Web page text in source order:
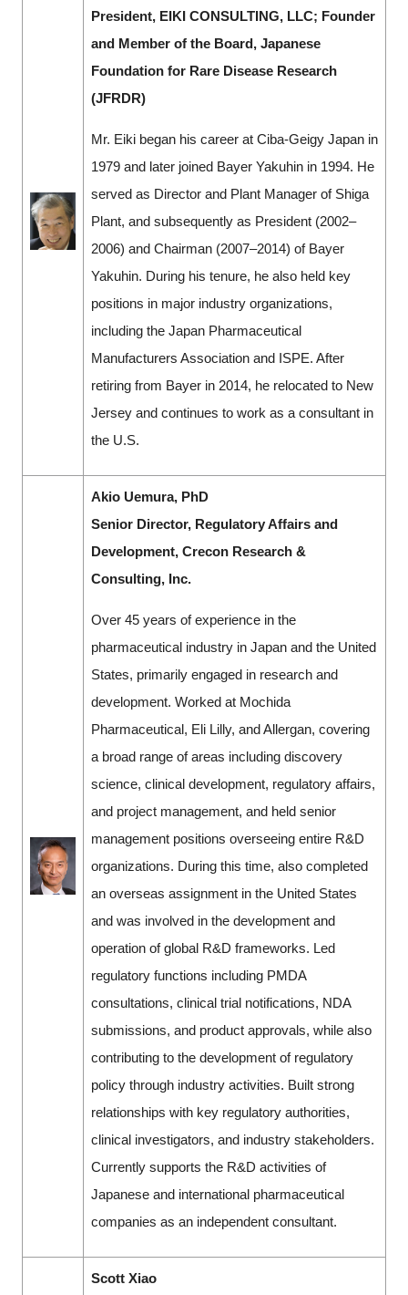
President, EIKI CONSULTING, LLC; Founder
and Member of the Board, Japanese
Foundation for Rare Disease Research
(JFRDR)
Mr. Eiki began his career at Ciba-Geigy Japan in
1979 and later joined Bayer Yakuhin in 1994. He
served as Director and Plant Manager of Shiga
Plant, and subsequently as President (2002–
2006) and Chairman (2007–2014) of Bayer
Yakuhin. During his tenure, he also held key
positions in major industry organizations,
including the Japan Pharmaceutical
Manufacturers Association and ISPE. After
retiring from Bayer in 2014, he relocated to New
Jersey and continues to work as a consultant in
the U.S.
Akio Uemura, PhD
Senior Director, Regulatory Affairs and
Development, Crecon Research &
Consulting, Inc.
Over 45 years of experience in the
pharmaceutical industry in Japan and the United
States, primarily engaged in research and
development. Worked at Mochida
Pharmaceutical, Eli Lilly, and Allergan, covering
a broad range of areas including discovery
science, clinical development, regulatory affairs,
and project management, and held senior
management positions overseeing entire R&D
organizations. During this time, also completed
an overseas assignment in the United States
and was involved in the development and
operation of global R&D frameworks. Led
regulatory functions including PMDA
consultations, clinical trial notifications, NDA
submissions, and product approvals, while also
contributing to the development of regulatory
policy through industry activities. Built strong
relationships with key regulatory authorities,
clinical investigators, and industry stakeholders.
Currently supports the R&D activities of
Japanese and international pharmaceutical
companies as an independent consultant.
Scott Xiao